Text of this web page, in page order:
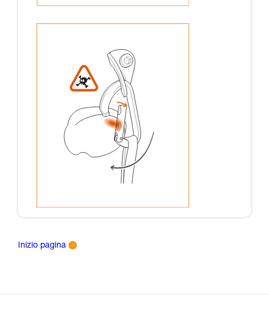
Inizio pagina